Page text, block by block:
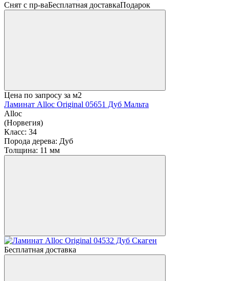
Снят с пр-ваБесплатная доставкаПодарок
Цена по запросу за м2
Ламинат Alloc Original 05651 Дуб Мальта
Alloc
(Норвегия)
Класс: 34
Порода дерева: Дуб
Толщина: 11 мм
Бесплатная доставка